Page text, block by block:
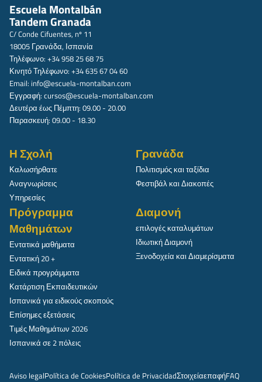
Escuela Montalbán
Tandem Granada
C/ Conde Cifuentes, nº 11
18005 Γρανάδα, Ισπανία
Τηλέφωνο: +34 958 25 68 75
Κινητό Τηλέφωνο: +34 635 67 04 60
Email: info@escuela-montalban.com
Εγγραφή: cursos@escuela-montalban.com
Δευτέρα έως Πέμπτη: 09.00 - 20.00
Παρασκευή: 09.00 - 18.30
Η Σχολή
Καλωσήρθατε
Αναγνωρίσεις
Υπηρεσίες
Γρανάδα
Πολιτισμός και ταξίδια
Φεστιβάλ και Διακοπές
Πρόγραμμα
Μαθημάτων
Εντατικά μαθήματα
Εντατική 20 +
Ειδικά προγράμματα
Κατάρτιση Εκπαιδευτικών
Ισπανικά για ειδικούς σκοπούς
Επίσημες εξετάσεις
Τιμές Μαθημάτων 2026
Ισπανικά σε 2 πόλεις
Διαμονή
επιλογές καταλυμάτων
Ιδιωτική Διαμονή
Ξενοδοχεία και Διαμερίσματα
Aviso legalPolítica de CookiesPolítica de PrivacidadΣτοιχείαεπαφήFAQ